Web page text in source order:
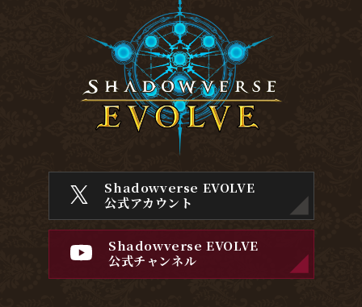
Shadowverse EVOLVE
公式アカウント
Shadowverse EVOLVE
公式チャンネル